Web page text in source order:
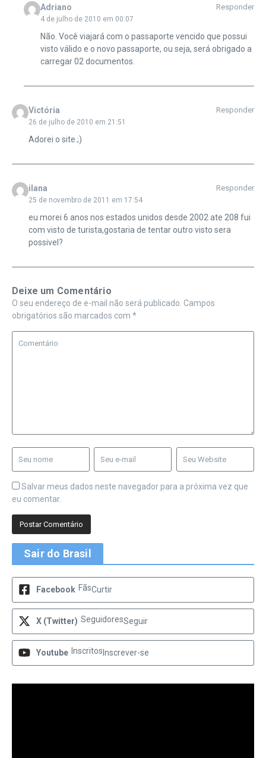
Adriano
4 de julho de 2010 em 00:07
Responder
Não. Você viajará com o passaporte vencido que possui
visto válido e o novo passaporte, ou seja, será obrigado a
carregar 02 documentos.
Victória
26 de julho de 2010 em 21:51
Responder
Adorei o site.;)
ilana
25 de novembro de 2011 em 17:54
Responder
eu morei 6 anos nos estados unidos desde 2002 ate 208 fui
com visto de turista,gostaria de tentar outro visto sera
possivel?
Deixe um Comentário
O seu endereço de e-mail não será publicado. Campos
obrigatórios são marcados com *
Salvar meus dados neste navegador para a próxima vez que
eu comentar.
Sair do Brasil
Facebook FãsCurtir
X (Twitter) SeguidoresSeguir
Youtube Inscritos Inscrever-se